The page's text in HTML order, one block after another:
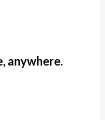
anywhere.